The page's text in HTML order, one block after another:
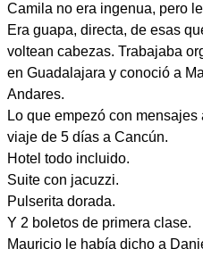
Camila no era ingenua, pero
Era guapa, directa, de esas
voltean cabezas. Trabajaba
en Guadalajara y conoció a
Andares.
Lo que empezó con
viaje de 5 días a Cancún.
Hotel todo incluido.
Suite con jacuzzi.
Pulserita dorada.
Y 2 boletos de primera clase.
Mauricio le había dicho a